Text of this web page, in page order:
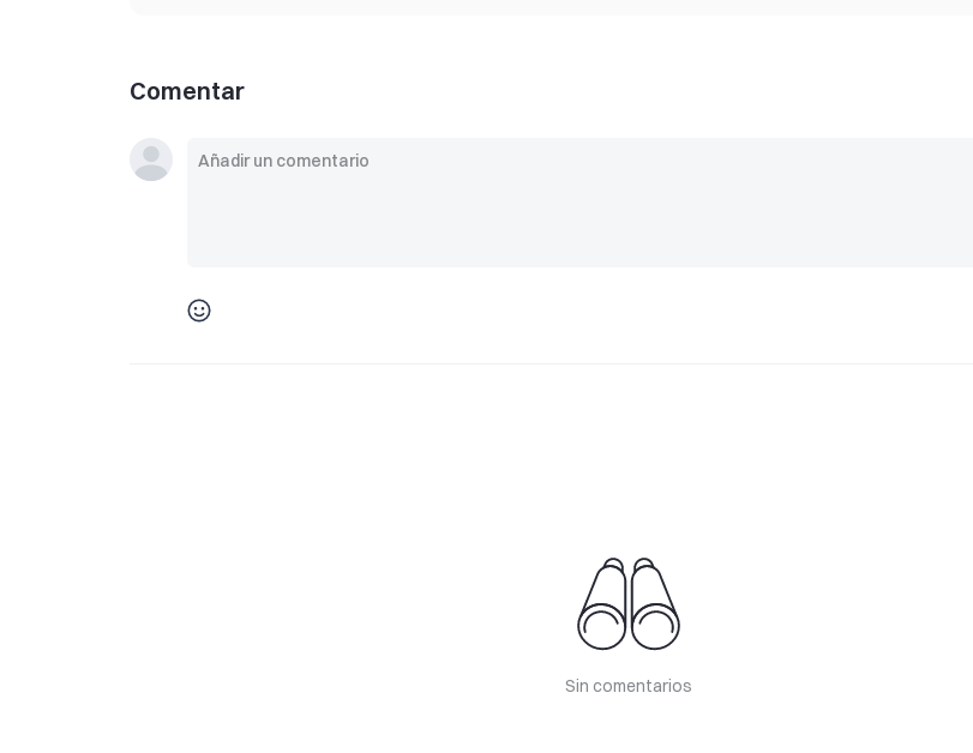
Comentar
Sin comentarios